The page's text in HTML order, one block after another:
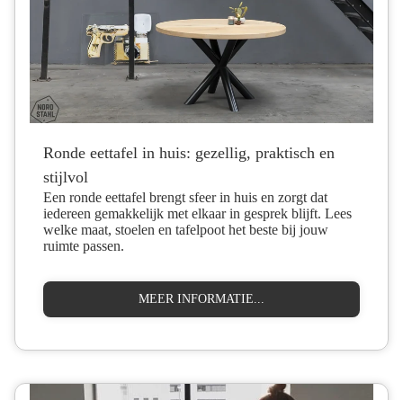
Ronde eettafel in huis: gezellig, praktisch en
stijlvol
Een ronde eettafel brengt sfeer in huis en zorgt dat
iedereen gemakkelijk met elkaar in gesprek blijft. Lees
welke maat, stoelen en tafelpoot het beste bij jouw
ruimte passen.
MEER INFORMATIE...